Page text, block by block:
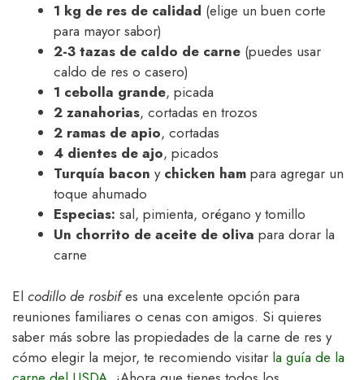
1 kg de res de calidad (elige un buen corte
para mayor sabor)
2-3 tazas de caldo de carne (puedes usar
caldo de res o casero)
1 cebolla grande, picada
2 zanahorias, cortadas en trozos
2 ramas de apio, cortadas
4 dientes de ajo, picados
Turquía bacon y chicken ham para agregar un
toque ahumado
Especias: sal, pimienta, orégano y tomillo
Un chorrito de aceite de oliva para dorar la
carne
El codillo de rosbifes una excelente opción para
reuniones familiares o cenas con amigos. Si quieres
saber más sobre las propiedades de la carne de res y
cómo elegir la mejor, te recomiendo visitar la guía de la